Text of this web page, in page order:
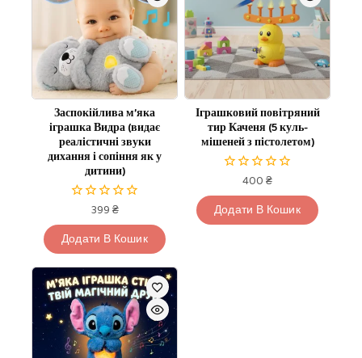
Заспокійлива м’яка
іграшка Видра (видає
реалістичні звуки
дихання і сопіння як у
дитини)
з
5
399₴
Додати В Кошик
Іграшковий повітряний
тир Каченя (5 куль-
мішеней з пістолетом)
з
5
400₴
Додати В Кошик